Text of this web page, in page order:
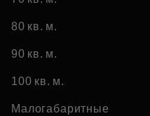
80 кв. м.
90 кв. м.
100 кв. м.
Малогабаритные